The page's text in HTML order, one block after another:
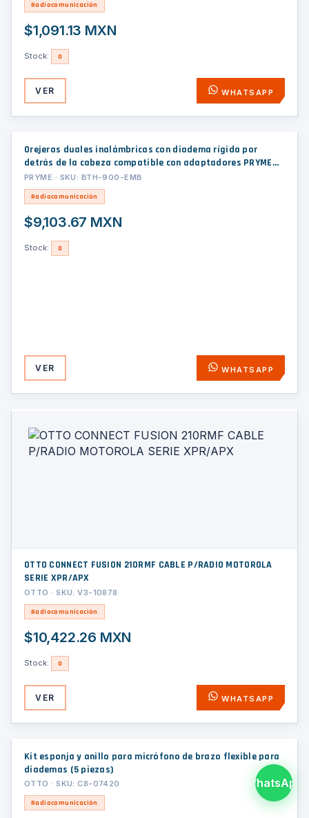
Radiocomunicación
$1,091.13 MXN
Stock: 0
VER WHATSAPP
Orejeras duales inalámbricas con diadema rígida por
detrás de la cabeza compatible con adaptadores PRYME
BLU, radio y dispositivos bluetooth, con función de PTT y
para contestar celulares.
PRYME · SKU: BTH-900-EMB
Radiocomunicación
$9,103.67 MXN
Stock: 0
VER WHATSAPP
OTTO CONNECT FUSION 210RMF CABLE P/RADIO MOTOROLA
SERIE XPR/APX
OTTO · SKU: V3-10878
Radiocomunicación
$10,422.26 MXN
Stock: 0
VER WHATSAPP
Kit esponja y anillo para micrófono de brazo flexible para
diademas (5 piezas)
OTTO · SKU: C8-07420
Radiocomunicación
WhatsApp